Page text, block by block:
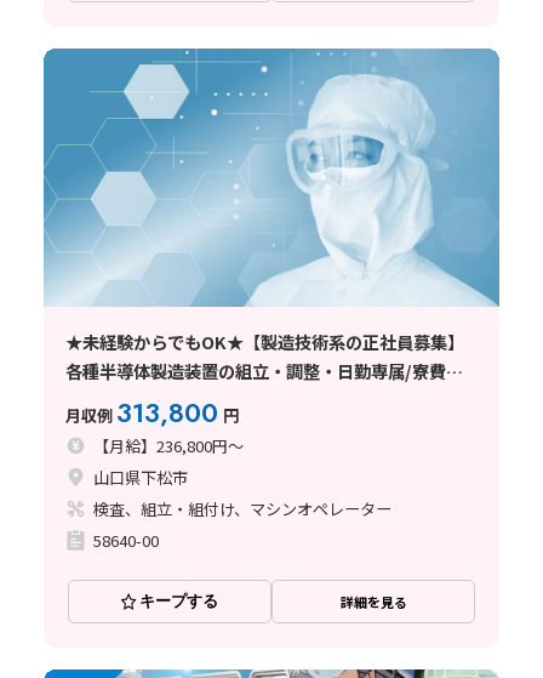
★未経験からでもOK★【製造技術系の正社員募集】
各種半導体製造装置の組立・調整・日勤専属/寮費半
額補助/資格取得支援あり
月収例 313,800 円
【月給】236,800円～
山口県下松市
検査、組立・組付け、マシンオペレーター
58640-00
キープする 詳細を見る